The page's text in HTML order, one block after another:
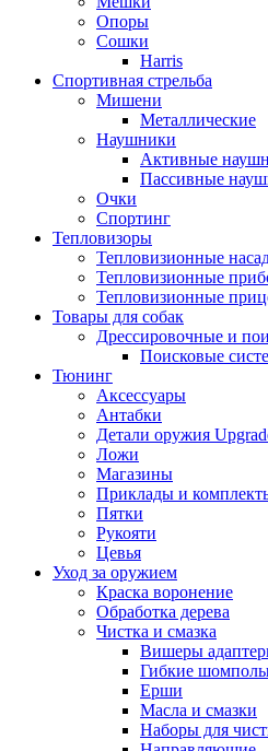
Опоры
Сошки
Harris
Спортивная стрельба
Мишени
Металлические
Наушники
Активные
Пассивные
Очки
Спортинг
Тепловизоры
Тепловизионные
Тепловизионные
Тепловизионные
Товары для собак
Дрессировочные и
Поисковые
Тюнинг
Аксессуары
Антабки
Детали оружия
Ложи
Магазины
Приклады и
Пятки
Рукояти
Цевья
Уход за оружием
Краска воронение
Обработка дерева
Чистка и смазка
Вишеры
Гибкие
Ерши
Масла и смазки
Наборы для